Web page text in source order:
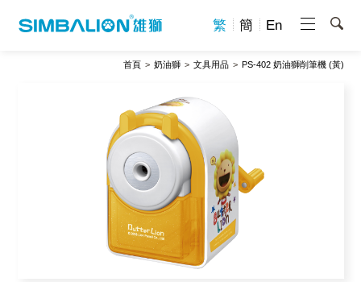
繁 簡 En
首頁 奶油獅 文具用品 PS-402 奶油獅削筆機 (黃)